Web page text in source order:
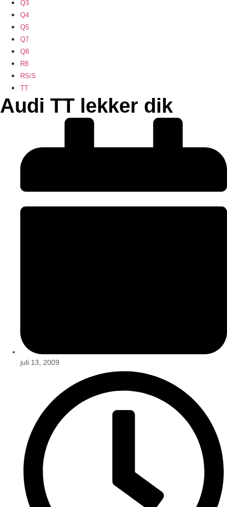
Q3
Q4
Q5
Q7
Q8
R8
RS/S
TT
Audi TT lekker dik
juli 13, 2009